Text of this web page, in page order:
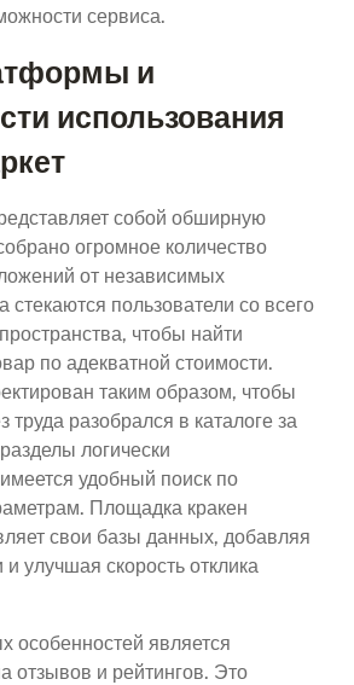
сервиса.
и
использования
собой обширную
огромное количество
от независимых
пользователи со всего
чтобы найти
по адекватной стоимости.
таким образом, чтобы
труда разобрался в каталоге за
логически
удобный поиск по
Площадка кракен
свои базы данных, добавляя
улучшая скорость отклика
особенностей является
отзывов и рейтингов. Это